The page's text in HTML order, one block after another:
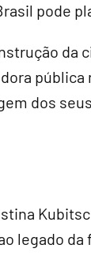
pode
da
pública
dos
legado da